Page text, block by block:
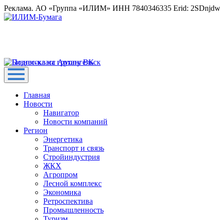
Реклама. АО «Группа «ИЛИМ» ИНН 7840346335 Erid:
Главная
Новости
Навигатор
Новости компаний
Регион
Энергетика
Транспорт и связь
Стройиндустрия
ЖКХ
Агропром
Лесной комплекс
Экономика
Ретроспектива
Промышленность